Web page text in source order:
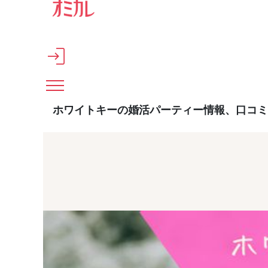
メインコンテンツへスキップ
ホワイトキーの婚活パーティー情報、口コ